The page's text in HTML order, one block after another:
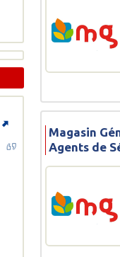
Magasin
Agents de